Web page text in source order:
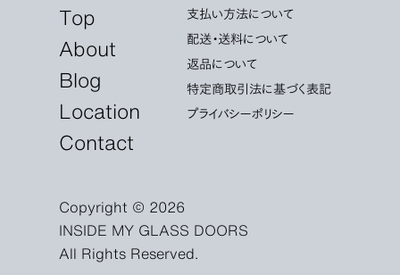
Top
About
Blog
Location
Contact
支払い方法について
配送・送料について
返品について
特定商取引法に基づく表記
プライバシーポリシー
Copyright © 2026
INSIDE MY GLASS DOORS
All Rights Reserved.